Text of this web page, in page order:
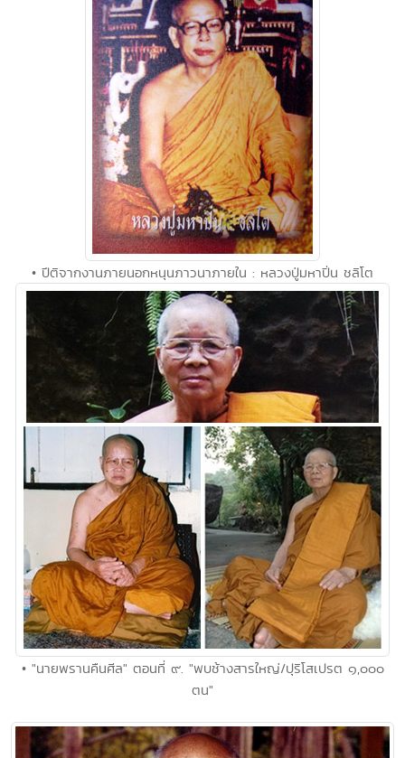
• ปีติจากงานภายนอกหนุนภาวนาภายใน : หลวงปู่มหาปิ่น ชลิโต
• "นายพรานคืนศีล" ตอนที่ ๙. "พบช้างสารใหญ่/ปุริโสเปรต ๑,๐๐๐
ตน"